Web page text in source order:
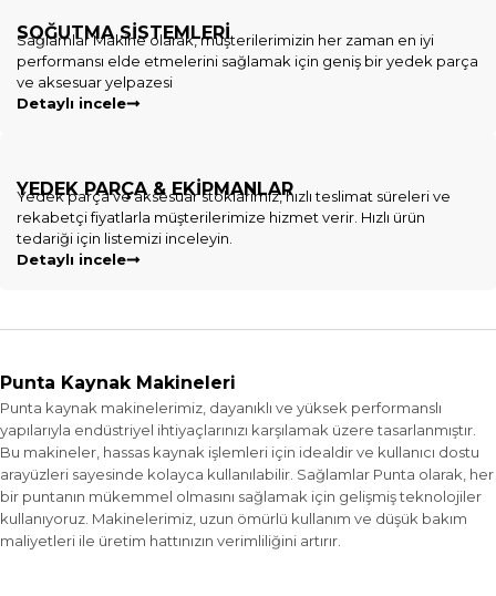
SOĞUTMA SISTEMLERI
Sağlamlar Makine olarak, müşterilerimizin her zaman en iyi
performansı elde etmelerini sağlamak için geniş bir yedek parça
ve aksesuar yelpazesi
Detaylı incele
YEDEK PARÇA & EKIPMANLAR
Yedek parça ve aksesuar stoklarımız, hızlı teslimat süreleri ve
rekabetçi fiyatlarla müşterilerimize hizmet verir. Hızlı ürün
tedariği için listemizi inceleyin.
Detaylı incele
Punta Kaynak Makineleri
Punta kaynak makinelerimiz, dayanıklı ve yüksek performanslı
yapılarıyla endüstriyel ihtiyaçlarınızı karşılamak üzere tasarlanmıştır.
Bu makineler, hassas kaynak işlemleri için idealdir ve kullanıcı dostu
arayüzleri sayesinde kolayca kullanılabilir. Sağlamlar Punta olarak, her
bir puntanın mükemmel olmasını sağlamak için gelişmiş teknolojiler
kullanıyoruz. Makinelerimiz, uzun ömürlü kullanım ve düşük bakım
maliyetleri ile üretim hattınızın verimliliğini artırır.